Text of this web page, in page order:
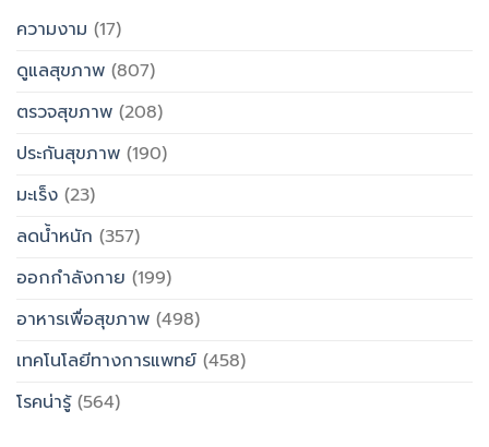
ความงาม (17)
ดูแลสุขภาพ (807)
ตรวจสุขภาพ (208)
ประกันสุขภาพ (190)
มะเร็ง (23)
ลดน้ำหนัก (357)
ออกกำลังกาย (199)
อาหารเพื่อสุขภาพ (498)
เทคโนโลยีทางการแพทย์ (458)
โรคน่ารู้(564)